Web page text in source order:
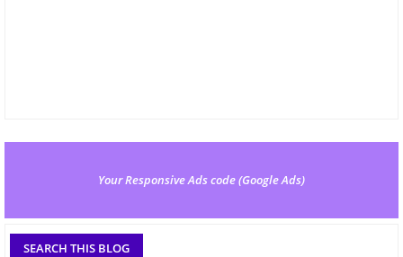
Your Responsive Ads code (Google Ads)
SEARCH THIS BLOG